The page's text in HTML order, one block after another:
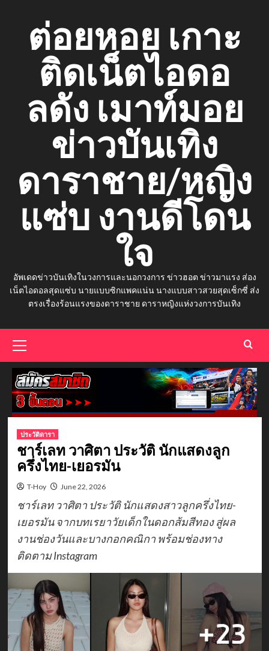
contentต่อยหอย เกาะ
ติดเน็ตไอดอ
ลดัง เมาท์มอย
ข่าวบันเทิง
ดาราชาย/หญิง
แซ่บ งานดีโดน
ใจ
อัพเดดข่าวบันเทิงในวงการและนอกวงการ ข่าวฮอต ข่าวมาแรง ส่อง
เน็ตไอดอลสุดแซ่บ นายแบบซิกแพคแน่น นางแบบสาวสวยสุดเซ็กซี่ ส่ง
ตรงเรื่องร้อนแรงของดาราชาย ดาราหญิงแห่งวงการบันเทิง
Menu
ประวัติดารา
ชาร์เลท วาศิตา ประวัติ นักแสดงลูก
ครึ่งไทย-เยอรมัน
T-Hoy June 22, 2026
ชาร์เลท วาศิตา ประวัติ นักแสดงสาวลูกครึ่งไทย-
เยอรมัน จากบทเรยาวัยเด็กในดอกส้มสีทอง สู่ผล
งานช่องวันและบางกอกคณิกา พร้อมช่องทาง
ติดตาม Instagram